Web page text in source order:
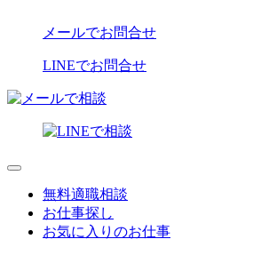
メールでお問合せ
LINEでお問合せ
無料適職相談
お仕事探し
お気に入りのお仕事